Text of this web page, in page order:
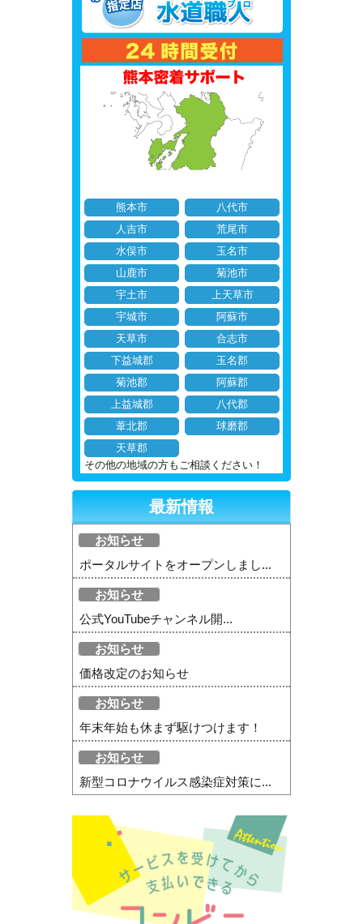
熊本市
八代市
人吉市
荒尾市
水俣市
玉名市
山鹿市
菊池市
宇土市
上天草市
宇城市
阿蘇市
天草市
合志市
下益城郡
玉名郡
菊池郡
阿蘇郡
上益城郡
八代郡
葦北郡
球磨郡
天草郡
その他の地域の方もご相談ください！
最新情報
お知らせ
ポータルサイトをオープンしまし...
お知らせ
公式YouTubeチャンネル開...
お知らせ
価格改定のお知らせ
お知らせ
年末年始も休まず駆けつけます！
お知らせ
新型コロナウイルス感染症対策に...